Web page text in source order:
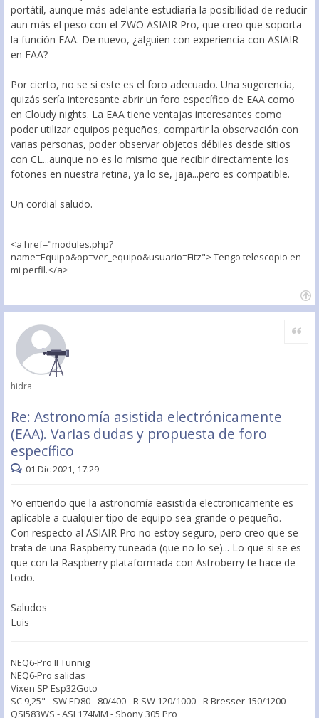
portátil, aunque más adelante estudiaría la posibilidad de reducir
aun más el peso con el ZWO ASIAIR Pro, que creo que soporta
la función EAA. De nuevo, ¿alguien con experiencia con ASIAIR
en EAA?
Por cierto, no se si este es el foro adecuado. Una sugerencia,
quizás sería interesante abrir un foro específico de EAA como
en Cloudy nights. La EAA tiene ventajas interesantes como
poder utilizar equipos pequeños, compartir la observación con
varias personas, poder observar objetos débiles desde sitios
con CL...aunque no es lo mismo que recibir directamente los
fotones en nuestra retina, ya lo se, jaja...pero es compatible.
Un cordial saludo.
<a href="modules.php?
name=Equipo&op=ver_equipo&usuario=Fitz"> Tengo telescopio en
mi perfil.</a>
hidra
Re: Astronomía asistida electrónicamente
(EAA). Varias dudas y propuesta de foro
específico
Citar
01 Dic 2021, 17:29
Yo entiendo que la astronomía easistida electronicamente es
aplicable a cualquier tipo de equipo sea grande o pequeño.
Con respecto al ASIAIR Pro no estoy seguro, pero creo que se
trata de una Raspberry tuneada (que no lo se)... Lo que si se es
que con la Raspberry plataformada con Astroberry te hace de
todo.
Saludos
Luis
NEQ6-Pro II Tunnig
NEQ6-Pro salidas
Vixen SP Esp32Goto
SC 9,25" - SW ED80 - 80/400 - R SW 120/1000 - R Bresser 150/1200
QSI583WS - ASI 174MM - Sbony 305 Pro